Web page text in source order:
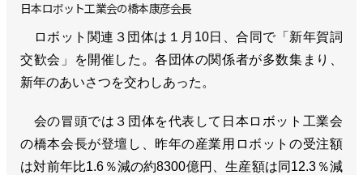
日本ロボット工業会の橋本康彦会長
ロボット関連３団体は１月10日、合同で「新年賀詞
交歓会」を開催した。各団体の関係者が多数集まり、
新年のあいさつを交わしあった。
会の冒頭では３団体を代表して日本ロボット工業会
の橋本会長が登壇し、昨年の産業用ロボットの受注額
は対前年比1.6％減の約8300億円、生産額は同12.3％減